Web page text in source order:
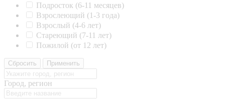
Подросток (6-11 месяцев)
Взрослеющий (1-3 года)
Взрослый (4-6 лет)
Стареющий (7-11 лет)
Пожилой (от 12 лет)
Сбросить Применить
Город, регион